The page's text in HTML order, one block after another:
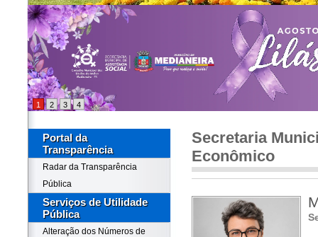
CONHEÇA MEDIANEIRA
1 2 3 4
Portal da
Transparência
Radar da Transparência
Pública
Serviços de Utilidade
Pública
Alteração dos Números de
Secretaria
Econômico